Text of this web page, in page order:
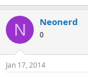
N Neonerd
0
Jan 17, 2014